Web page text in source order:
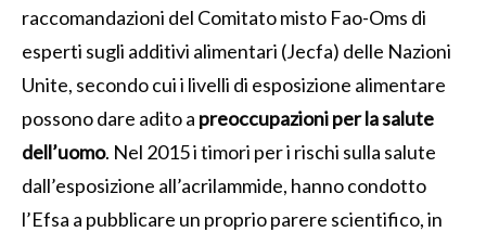
raccomandazioni del Comitato misto Fao-Oms di
esperti sugli additivi alimentari (Jecfa) delle Nazioni
Unite, secondo cui i livelli di esposizione alimentare
possono dare adito a preoccupazioni per la salute
dell’uomo. Nel 2015 i timori per i rischi sulla salute
dall’esposizione all’acrilammide, hanno condotto
l’Efsa a pubblicare un proprio parere scientifico, in